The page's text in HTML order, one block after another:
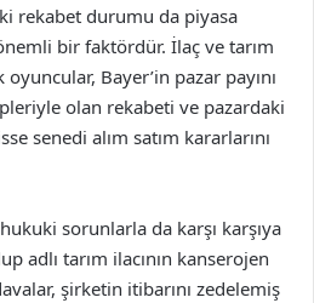
rekabet durumu da piyasa
bir faktördür. İlaç ve tarım
Bayer’in pazar payını
olan rekabeti ve pazardaki
senedi alım satım kararlarını
sorunlarla da karşı karşıya
adlı tarım ilacının kanserojen
şirketin itibarını zedelemiş